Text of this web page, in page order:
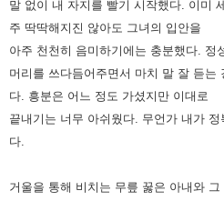
말 없이 내 자지를 빨기 시작했다. 이미
주 딱딱해지진 않아도 그녀의 입안을
아주 천천히 음미하기에는 충분했다. 정
머리를 쓰다듬어주면서 마치 말 잘 듣는
다. 흥분은 어느 정도 가셨지만 이대로
끝내기는 너무 아쉬웠다. 무언가 내가
다.
거울을 통해 비치는 무릎 꿇은 아내와